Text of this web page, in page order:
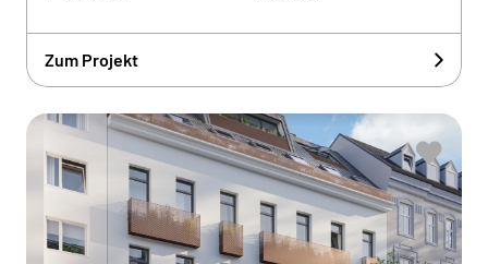
Zum Projekt